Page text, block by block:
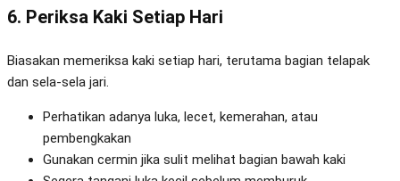
6. Periksa Kaki Setiap Hari
Biasakan memeriksa kaki setiap hari, terutama bagian telapak
dan sela-sela jari.
Perhatikan adanya luka, lecet, kemerahan, atau
pembengkakan
Gunakan cermin jika sulit melihat bagian bawah kaki